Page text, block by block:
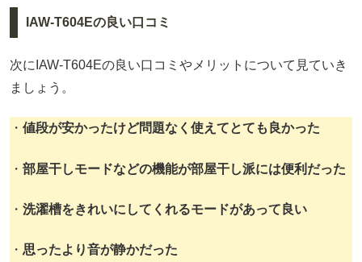
IAW-T604Eの良い口コミ
次にIAW-T604Eの良い口コミやメリットについて見ていき
ましょう。
・ 値段が安かったけど問題なく使えてとても良かった
・ 部屋干しモードなどの機能が部屋干し派には便利だった
・ 洗濯槽をきれいにしてくれるモードがあって良い
・ 思ったより音が静かだった